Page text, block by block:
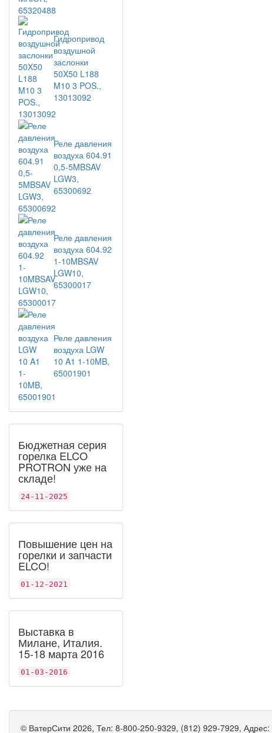
Гидропривод
воздушной
заслонки
50X50 L188
M10 3 POS.,
13013092
Реле давления
воздуха 604.91
0,5-5MBSAV
LGW3,
65300692
Реле давления
воздуха 604.92
1-10MBSAV
LGW10,
65300017
Реле давления
воздуха LGW
10 A1 1-10MB,
65001901
Бюджетная серия
горелка ELCO
PROTRON уже на
складе!
24-11-2025
Повышение цен на
горелки и запчасти
ELCO!
01-12-2021
Выставка в
Милане, Италия.
15-18 марта 2016
01-03-2016
© ВатерСити 2026, Тел: 8-800-250-9329, (812) 929-7929, Адрес: